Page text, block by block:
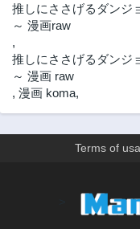
1年前
1年前
第8.3話
1年前
推しにささげるダンジ
～ 漫画raw
,
推しにささげるダンジ
～ 漫画 raw
, 漫画 koma,
Terms of